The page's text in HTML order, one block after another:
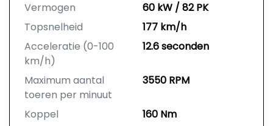
Vermogen
60 kW / 82 PK
Topsnelheid
177 km/h
Acceleratie (0-100
km/h)
12.6 seconden
Maximum aantal
toeren per minuut
3550 RPM
Koppel
160 Nm